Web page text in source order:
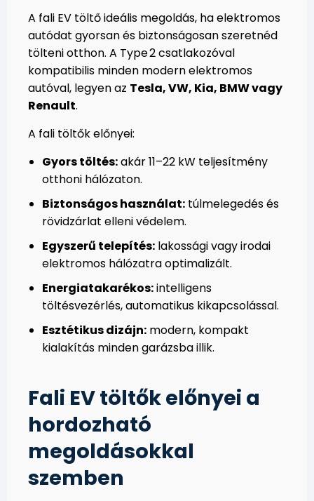
A fali EV töltő ideális megoldás, ha elektromos
autódat gyorsan és biztonságosan szeretnéd
tölteni otthon. A Type 2 csatlakozóval
kompatibilis minden modern elektromos
autóval, legyen az Tesla, VW, Kia, BMW vagy
Renault.
A fali töltők előnyei:
Gyors töltés:akár 11–22 kW teljesítmény
otthoni hálózaton.
Biztonságos használat: túlmelegedés és
rövidzárlat elleni védelem.
Egyszerű telepítés: lakossági vagy irodai
elektromos hálózatra optimalizált.
Energiatakarékos:intelligens
töltésvezérlés, automatikus kikapcsolással.
Esztétikus dizájn: modern, kompakt
kialakítás minden garázsba illik.
Fali EV töltők előnyei a
hordozható
megoldásokkal
szemben